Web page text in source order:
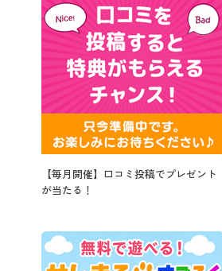
【毎月開催】口コミ投稿でプレゼント
が当たる！